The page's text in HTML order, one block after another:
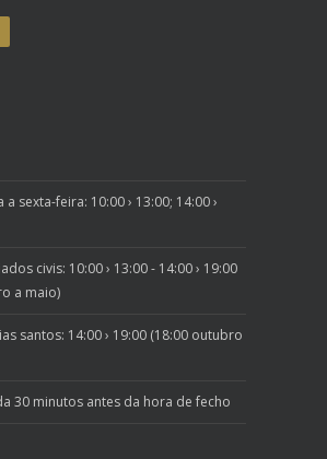
a sexta-feira: 10:00 › 13:00; 14:00 ›
civis: 10:00 › 13:00 - 14:00 › 19:00
a maio)
santos: 14:00 › 19:00 (18:00 outubro
30 minutos antes da hora de fecho